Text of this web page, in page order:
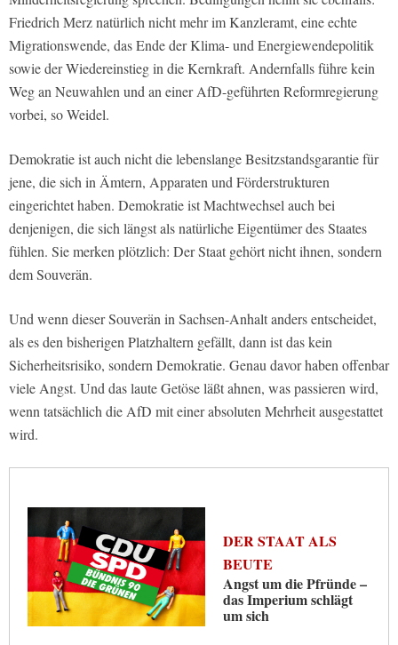
Friedrich Merz natürlich nicht mehr im Kanzleramt, eine echte
Migrationswende, das Ende der Klima- und Energiewendepolitik
sowie der Wiedereinstieg in die Kernkraft. Andernfalls führe kein
Weg an Neuwahlen und an einer AfD-geführten Reformregierung
vorbei, so Weidel.
Demokratie ist auch nicht die lebenslange Besitzstandsgarantie für
jene, die sich in Ämtern, Apparaten und Förderstrukturen
eingerichtet haben. Demokratie ist Machtwechsel auch bei
denjenigen, die sich längst als natürliche Eigentümer des Staates
fühlen. Sie merken plötzlich: Der Staat gehört nicht ihnen, sondern
dem Souverän.
Und wenn dieser Souverän in Sachsen-Anhalt anders entscheidet,
als es den bisherigen Platzhaltern gefällt, dann ist das kein
Sicherheitsrisiko, sondern Demokratie. Genau davor haben offenbar
viele Angst. Und das laute Getöse läßt ahnen, was passieren wird,
wenn tatsächlich die AfD mit einer absoluten Mehrheit ausgestattet
wird.
DER STAAT ALS
BEUTE
Angst um die Pfründe –
das Imperium schlägt
um sich